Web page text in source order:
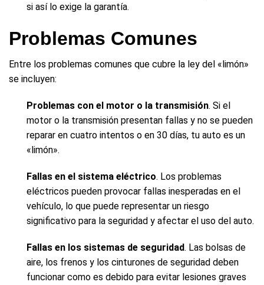
si así lo exige la garantía.
Problemas Comunes
Entre los problemas comunes que cubre la ley del «limón»
se incluyen:
Problemas con el motor o la transmisión. Si el
motor o la transmisión presentan fallas y no se pueden
reparar en cuatro intentos o en 30 días, tu auto es un
«limón».
Fallas en el sistema eléctrico. Los problemas
eléctricos pueden provocar fallas inesperadas en el
vehículo, lo que puede representar un riesgo
significativo para la seguridad y afectar el uso del auto.
Fallas en los sistemas de seguridad. Las bolsas de
aire, los frenos y los cinturones de seguridad deben
funcionar como es debido para evitar lesiones graves